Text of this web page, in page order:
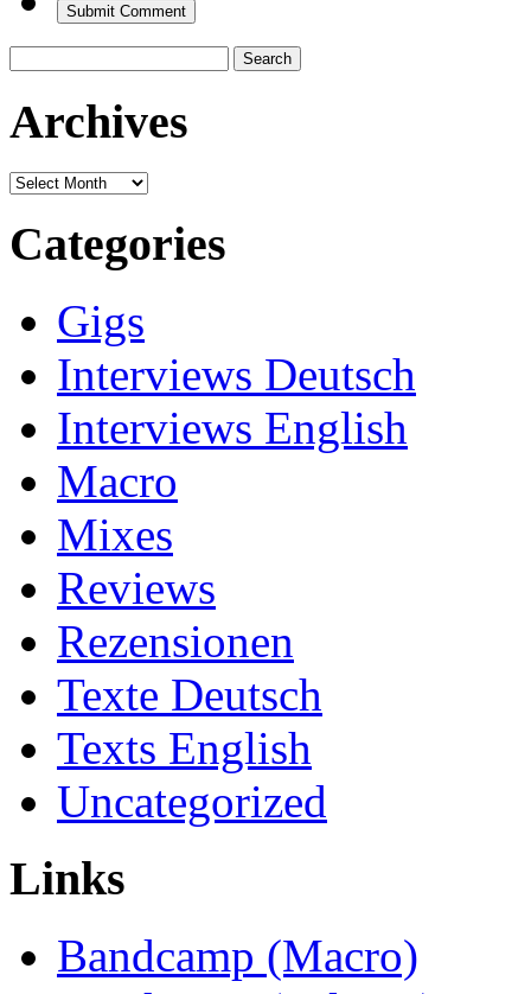
for:
Archives
Archives
Categories
Gigs
Interviews Deutsch
Interviews English
Macro
Mixes
Reviews
Rezensionen
Texte Deutsch
Texts English
Uncategorized
Links
Bandcamp (Macro)